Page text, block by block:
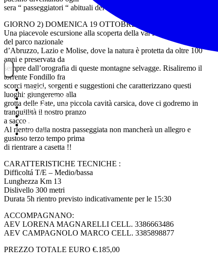
NOITREK
ESCURSIONI
GIORNALIERI
VIAGGI
TESSERAMENTO
STAFF
sera “ passeggiatori “ abituali del borgo.
GIORNO 2) DOMENICA 19 OTTOBRE VAL FONDILLO
Una piacevole escursione alla scoperta della val Fondillo, nel cuore
del parco nazionale
d’Abruzzo, Lazio e Molise, dove la natura è protetta da oltre 100
anni e preservata da
sempre dall’orografia di queste montagne selvagge. Risaliremo il
torrente Fondillo fra
scorci magici, sorgenti e suggestioni che caratterizzano questi
luoghi; giungeremo alla
grotta delle Fate, una piccola cavità carsica, dove ci godremo in
tranquillità il nostro pranzo
a sacco .
Al rientro dalla nostra passeggiata non mancherà un allegro e
gustoso terzo tempo prima
di rientrare a casetta !!
CARATTERISTICHE TECNICHE :
Difficoltá T/E – Medio/bassa
Lunghezza Km 13
Dislivello 300 metri
Durata 5h rientro previsto indicativamente per le 15:30
ACCOMPAGNANO:
AEV LORENA MAGNARELLI CELL. 3386663486
AEV CAMPAGNOLO MARCO CELL. 3385898877
PREZZO TOTALE EURO €.185,00